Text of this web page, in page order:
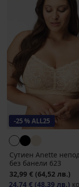
-25 % ALL25
Сутиен Anette
без банели 623
32,99 € (64,52 лв.)
24,74 € (48,39 лв.)